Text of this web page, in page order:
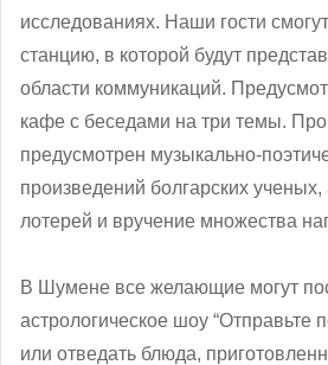
исследованиях. Наши гости
станцию, в которой будут
области коммуникаций.
кафе с беседами на три темы.
предусмотрен музыкально-
произведений болгарских
лотерей и вручение множества
В Шумене все желающие могут
астрологическое шоу “Отправьте
или отведать блюда,